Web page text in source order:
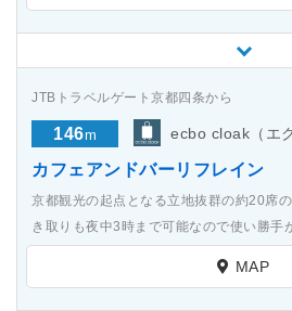
JTBトラベルゲート京都四条から
146m ecbo cloak（エ
カフェアンドバーリフレイン
京都観光の起点となる立地抜群の約20席
き取りも夜中3時まで可能なので使い勝手
MAP